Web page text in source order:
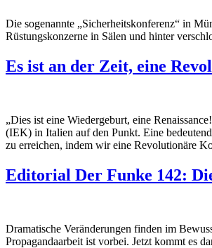
Die sogenannte „Sicherheitskonferenz“ in
Rüstungskonzerne in Sälen und hinter
Es ist an der Zeit, eine
„Dies ist eine Wiedergeburt, eine
(IEK) in Italien auf den Punkt. Eine
zu erreichen, indem wir eine Revolutionäre
Editorial Der Funke 142:
Dramatische Veränderungen finden im
Propagandaarbeit ist vorbei. Jetzt kommt es